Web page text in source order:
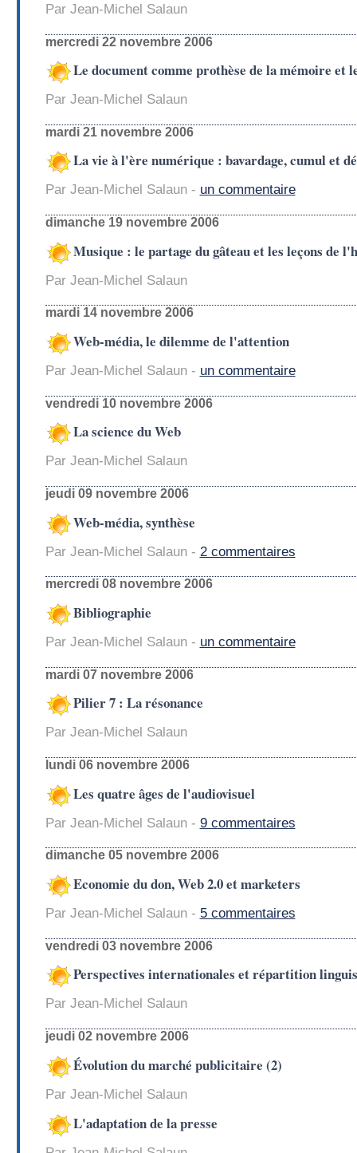
Par Jean-Michel Salaun
mercredi 22 novembre 2006
Le document comme prothèse de la mémoire et
Par Jean-Michel Salaun
mardi 21 novembre 2006
La vie à l'ère numérique : bavardage, cumul et
Par Jean-Michel Salaun - un commentaire
dimanche 19 novembre 2006
Musique : le partage du gâteau et les leçons de
Par Jean-Michel Salaun
mardi 14 novembre 2006
Web-média, le dilemme de l'attention
Par Jean-Michel Salaun - un commentaire
vendredi 10 novembre 2006
La science du Web
Par Jean-Michel Salaun
jeudi 09 novembre 2006
Web-média, synthèse
Par Jean-Michel Salaun - 2 commentaires
mercredi 08 novembre 2006
Bibliographie
Par Jean-Michel Salaun - un commentaire
mardi 07 novembre 2006
Pilier 7 : La résonance
Par Jean-Michel Salaun
lundi 06 novembre 2006
Les quatre âges de l'audiovisuel
Par Jean-Michel Salaun - 9 commentaires
dimanche 05 novembre 2006
Economie du don, Web 2.0 et marketers
Par Jean-Michel Salaun - 5 commentaires
vendredi 03 novembre 2006
Perspectives internationales et répartition
Par Jean-Michel Salaun
jeudi 02 novembre 2006
Évolution du marché publicitaire (2)
Par Jean-Michel Salaun
L'adaptation de la presse